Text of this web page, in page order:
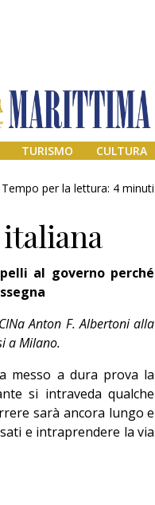
TURISMO CULTURA
Tempo per la lettura: 4 minuti
al governo perché
Anton F. Albertoni alla
a Milano.
messo a dura prova la
si intraveda qualche
sarà ancora lungo e
e intraprendere la via
Addio amico
Giorgio
Editoriale